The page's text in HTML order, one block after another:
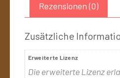
Rezensionen (0)
Zusätzliche
Erweiterte Lizenz
Die erweiterte Lizenz